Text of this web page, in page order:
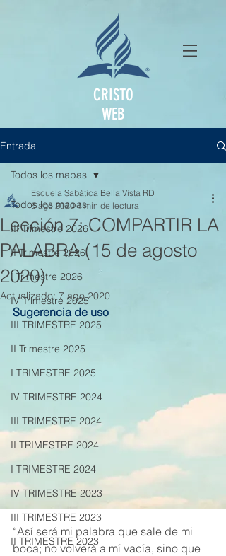
CRISTO
WEB
Entrada
Todos los mapas
III Trimestre 2026
II Trimestre 2026
I Trimestre 2026
IV Trimestre 2025
III TRIMESTRE 2025
II Trimestre 2025
I TRIMESTRE 2025
IV TRIMESTRE 2024
III TRIMESTRE 2024
II TRIMESTRE 2024
I TRIMESTRE 2024
IV TRIMESTRE 2023
III TRIMESTRE 2023
II TRIMESTRE 2023
Todos los mapas
Lección 7: COMPARTIR LA
PALABRA (15 de agosto
2020)
Escuela Sabática Bella Vista RD
6 ago 2020 1 min de lectura
Actualizado:7 ago 2020
Sugerencia de uso
“Así será mi palabra que sale de mi
boca; no volverá a mí vacía, sino que